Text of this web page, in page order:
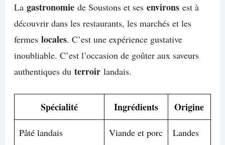
La gastronomiede Soustons et ses environsest à
découvrir dans les restaurants, les marchés et les
fermes locales. C’est une expérience gustative
inoubliable. C’est l’occasion de goûter aux saveurs
authentiques du terroirlandais.
Spécialité Ingrédients Origine
Pâté landais Viande et porc Landes